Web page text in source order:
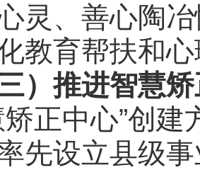
灵、善心陶
教育帮扶和
三）推进智慧
矫正中心”创
先设立县级